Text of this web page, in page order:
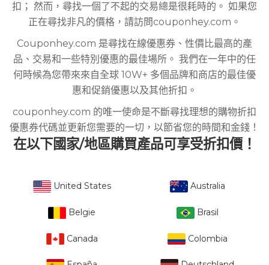
扣； 然而，尋找一個了不起的交易總是很耗時的。 如果您
正在尋找非凡的價格，請訪問couponhey.com。
Couponhey.com 是尋找在線優惠券、性價比最高的產
品、交易和一些特別優惠的最佳場所。 我們在一年中的任
何時候為您帶來來自全球 10W+ 多個品牌和商店的最佳優
惠和促銷優惠以及其他折扣。
couponhey.com 的唯一使命是不斷尋找理想的購物折扣
優惠券代碼並更新您需要的一切，以節省您的時間和金錢！
在以下國家/地區購買產品可享受折扣價！
United States Australia
Belgie Brasil
Canada Colombia